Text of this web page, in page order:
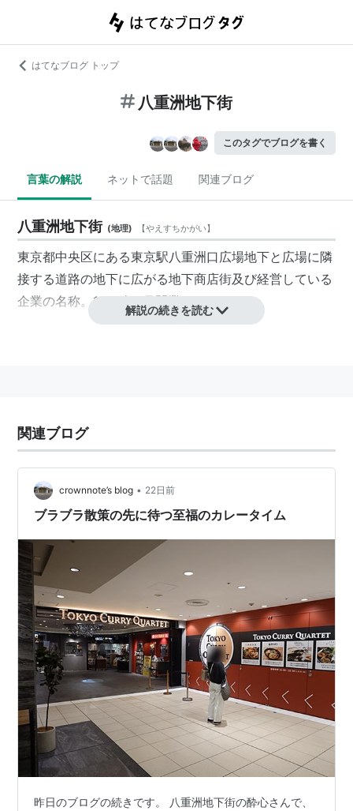
はてなブログ トップ
八重洲地下街
このタグでブログを書く
言葉の解説 ネットで話題 関連ブログ
八重洲地下街 (地理) 【やえすちかがい】
東京都中央区にある東京駅八重洲口広場地下と広場に隣
接する道路の地下に広がる地下商店街及び経営している
企業の名称。1965年6月開業。
解説の続きを読む
関連ブログ
crownnote’s blog • 22日前
ブラブラ散策の先に待つ至福のカレータイム
昨日のブログの続きです。 八重洲地下街の酔心さんで、